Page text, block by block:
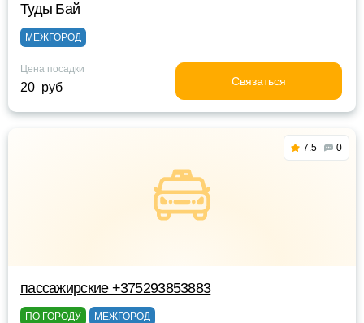
Туды Бай
МЕЖГОРОД
Цена посадки
20 руб Связаться
7.5 0
пассажирские +375293853883
ПО ГОРОДУ МЕЖГОРОД